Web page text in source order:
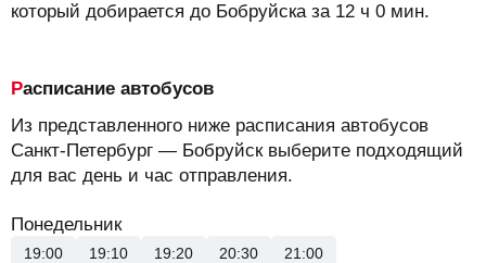
который добирается до Бобруйска за 12 ч 0 мин.
Расписание автобусов
Из представленного ниже расписания автобусов
Санкт-Петербург — Бобруйск выберите подходящий
для вас день и час отправления.
Понедельник
19:00 19:10 19:20 20:30 21:00